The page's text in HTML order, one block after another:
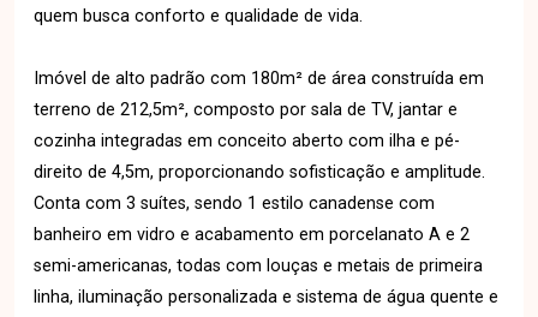
quem busca conforto e qualidade de vida.
Imóvel de alto padrão com 180m² de área construída em
terreno de 212,5m², composto por sala de TV, jantar e
cozinha integradas em conceito aberto com ilha e pé-
direito de 4,5m, proporcionando sofisticação e amplitude.
Conta com 3 suítes, sendo 1 estilo canadense com
banheiro em vidro e acabamento em porcelanato A e 2
semi-americanas, todas com louças e metais de primeira
linha, iluminação personalizada e sistema de água quente e